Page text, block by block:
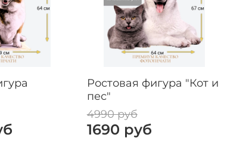
Ростовая фигура "Кот и
пес"
4990 руб
1690 руб